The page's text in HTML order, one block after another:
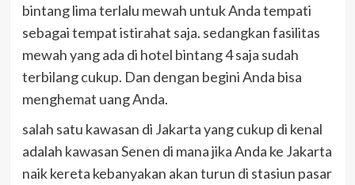
bintang lima terlalu mewah untuk Anda tempati
sebagai tempat istirahat saja. sedangkan fasilitas
mewah yang ada di hotel bintang 4 saja sudah
terbilang cukup. Dan dengan begini Anda bisa
menghemat uang Anda.
salah satu kawasan di Jakarta yang cukup di kenal
adalah kawasan Senen di mana jika Anda ke Jakarta
naik kereta kebanyakan akan turun di stasiun pasar